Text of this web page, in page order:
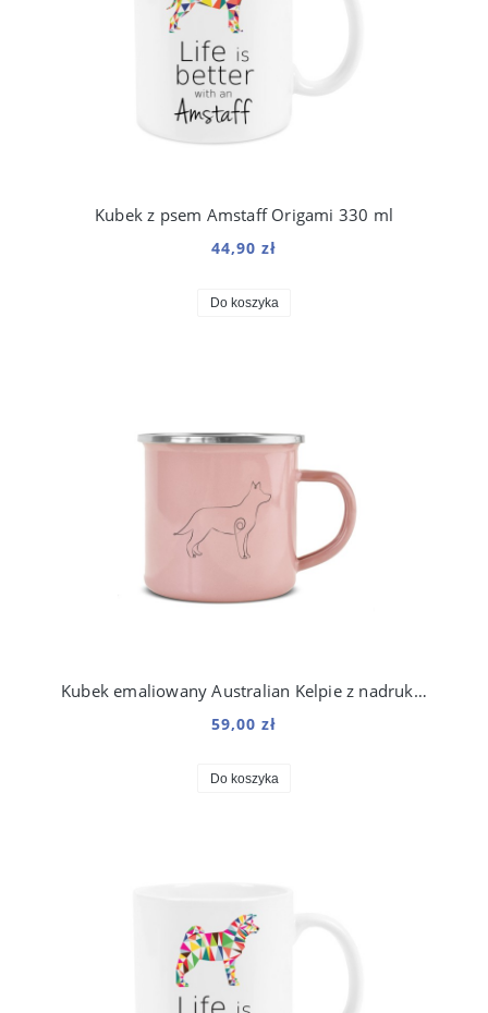
Kubek z psem Amstaff Origami 330 ml
44,90 zł
Do koszyka
Kubek emaliowany Australian Kelpie z nadrukiem Line Różowy
59,00 zł
Do koszyka